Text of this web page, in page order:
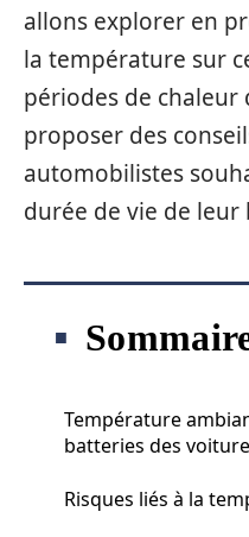
allons explorer en
la température sur
périodes de
proposer des
automobilistes
durée de vie de leur
Température
batteries des
Risques liés à la